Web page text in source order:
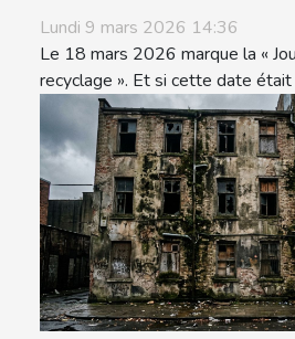
Lundi 9 mars 2026 14:36
Le 18 mars 2026 marque la «
recyclage ». Et si cette date était